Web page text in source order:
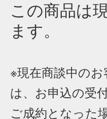
この商品は
ます。
※現在商談中の
は、お申込の受
ご成約となった